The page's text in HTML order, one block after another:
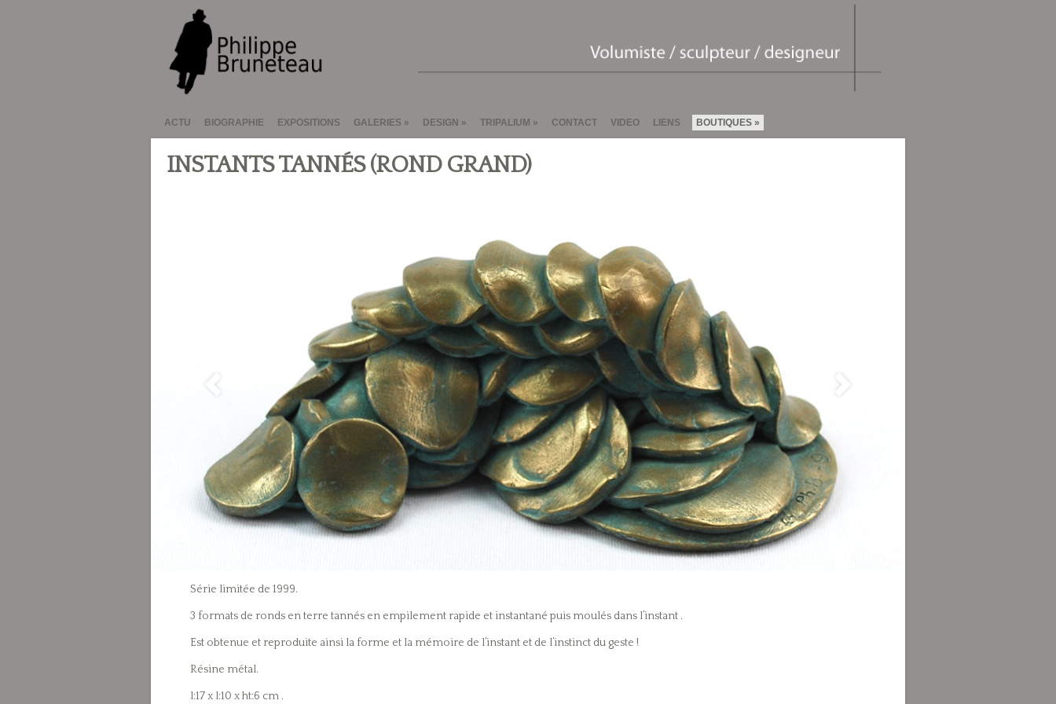
ACTU BIOGRAPHIE EXPOSITIONS GALERIES DESIGN TRIPALIUM CONTACT VIDEO LIENS BOUTIQUES
INSTANTS TANNÉS (ROND GRAND)
Série limitée de 1999.
3 formats de ronds en terre tannés en empilement rapide et instantané puis moulés dans l’instant .
Est obtenue et reproduite ainsi la forme et la mémoire de l’instant et de l’instinct du geste !
Résine métal.
l:17 x l:10 x ht:6 cm .